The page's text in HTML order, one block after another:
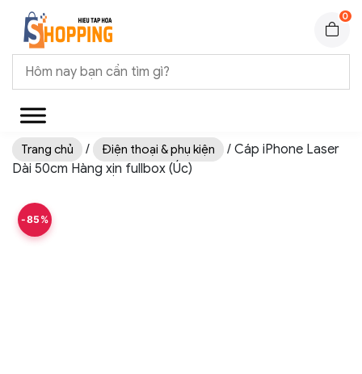
0
Trang chủ / Điện thoại & phụ kiện
/ Cáp iPhone Laser
Dài 50cm Hàng xịn fullbox (Úc)
-85%